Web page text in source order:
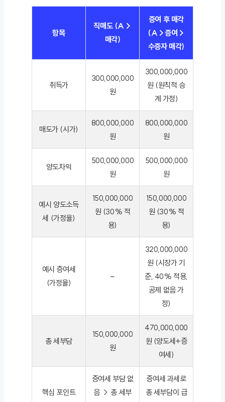
항목
직매도 (A→
매각)
증여 후 매각
(A→증여→
수증자 매각)
취득가
300,000,000
원
300,000,000
원 (원칙적 승
계 가정)
매도가 (시가)
800,000,000
원
800,000,000
원
양도차익
500,000,000
원
500,000,000
원
예시 양도소득
세 (가정율)
150,000,000
원 (30% 적
용)
150,000,000
원 (30% 적
용)
예시 증여세
(가정율)
–
320,000,000
원 (시장가 기
준, 40% 적용,
공제 없음 가
정)
총 세부담
150,000,000
원
470,000,000
원 (양도세+증
여세)
핵심 포인트
증여세 부담 없
음 → 총 세부
증여세 과세로
총 세부담이 급